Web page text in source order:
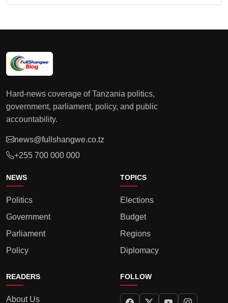
Hard-news coverage of Tanzania politics,
government, parliament, policy, and public
accountability.
news@fullshangwe.co.tz
+255 700 000 000
NEWS
Politics
Government
Parliament
Policy
TOPICS
Elections
Budget
Regions
Diplomacy
READERS
About Us
FOLLOW